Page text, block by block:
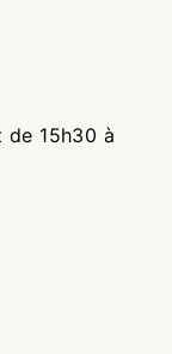
de 15h30 à